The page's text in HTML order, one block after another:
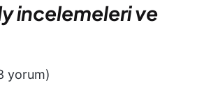
incelemeleri ve
yorum)